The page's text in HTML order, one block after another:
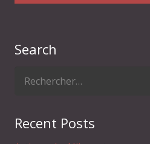
Search
Rechercher :
Recent Posts